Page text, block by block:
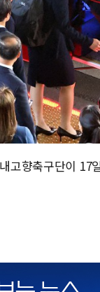
고향축구단이 17